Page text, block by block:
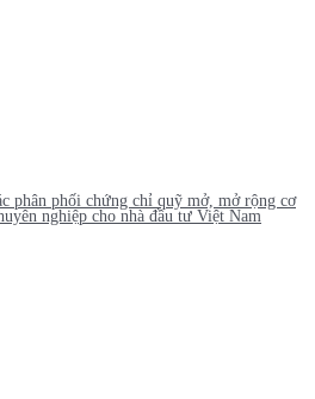
phân phối chứng chỉ quỹ mở, mở rộng cơ
nghiệp cho nhà đầu tư Việt Nam